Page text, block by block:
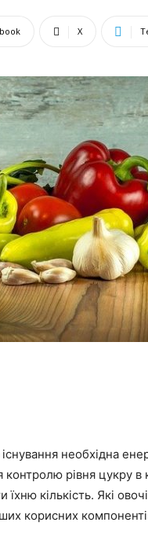
X
необхідна
рівня цукру в
кількість. Які
корисних